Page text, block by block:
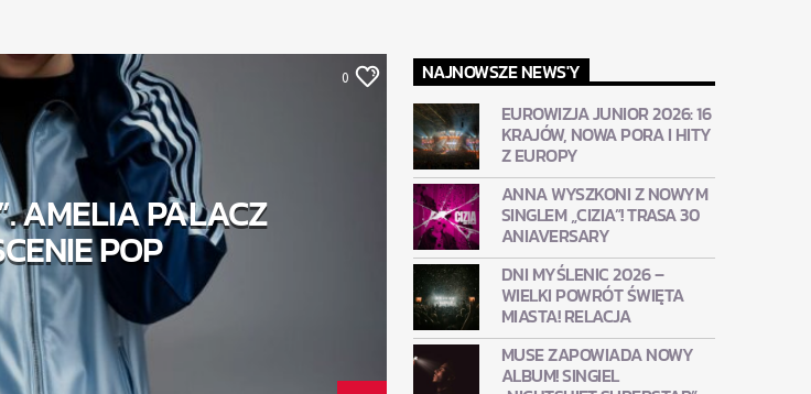
0
AMELIA PALACZ
POP
NAJNOWSZE NEWS'Y
EUROWIZJA JUNIOR 2026: 16
KRAJÓW, NOWA PORA I HITY
Z EUROPY
ANNA WYSZKONI Z NOWYM
SINGLEM „CIZIA”! TRASA 30
ANIAVERSARY
DNI MYŚLENIC 2026 –
WIELKI POWRÓT ŚWIĘTA
MIASTA! RELACJA
MUSE ZAPOWIADA NOWY
ALBUM! SINGIEL